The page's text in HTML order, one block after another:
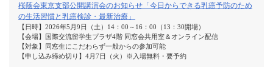
桜蔭会東京支部公開講演会のお知らせ「今日からできる乳癌予防のため
の生活習慣と乳癌検診・最新治療」
【日時】2026年5月9日（土）14：00～16：00（13：30開場）
【会場】国際交流留学生プラザ4階 同窓会共用室＆オンライン配信
【対象】同窓生にこだわらず一般からの参加可能
【申し込み締め切り】4月7日（火）※入場無料・要予約